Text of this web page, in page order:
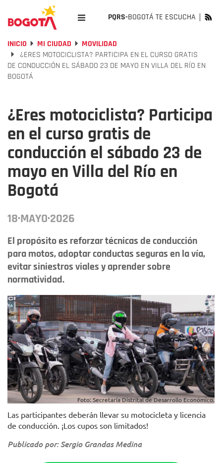
PQRS-BOGOTÁ TE ESCUCHA
INICIO MI CIUDAD
MOVILIDAD
¿ERES MOTOCICLISTA? PARTICIPA EN EL CURSO GRATIS
DE CONDUCCIÓN EL SÁBADO 23 DE MAYO EN VILLA DEL RÍO EN
BOGOTÁ
¿Eres motociclista? Participa
en el curso gratis de
conducción el sábado 23 de
mayo en Villa del Río en
Bogotá
18·MAYO·2026
El propósito es reforzar técnicas de conducción
para motos, adoptar conductas seguras en la vía,
evitar siniestros viales y aprender sobre
normatividad.
Foto: Secretaría Distrital de Desarrollo Económico.
Las participantes deberán llevar su motocicleta y licencia
de conducción. ¡Los cupos son limitados!
Publicado por: Sergio Grandas Medina